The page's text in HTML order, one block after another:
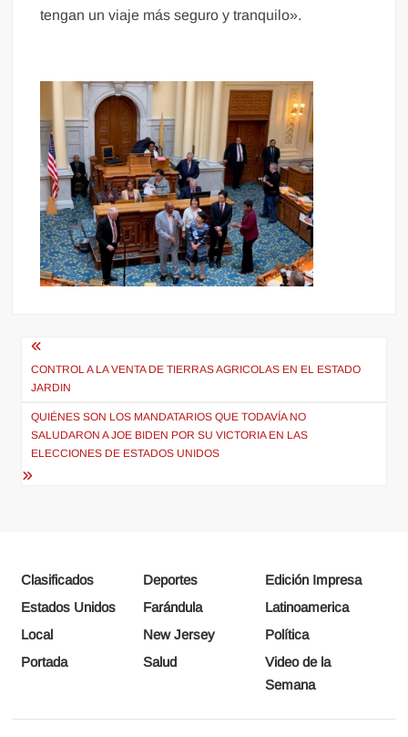
tengan un viaje más seguro y tranquilo».
Navegación
de
entradas
CONTROL A LA VENTA DE TIERRAS AGRICOLAS EN EL ESTADO
JARDIN
QUIÉNES SON LOS MANDATARIOS QUE TODAVÍA NO
SALUDARON A JOE BIDEN POR SU VICTORIA EN LAS
ELECCIONES DE ESTADOS UNIDOS
Clasificados Deportes
Edición Impresa
Estados Unidos
Farándula
Latinoamerica
Local
New Jersey
Política
Portada
Salud
Video de la
Semana